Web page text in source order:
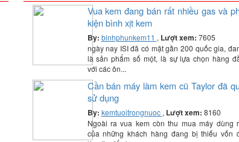
Vua kem đang bán rất nhiều gas và
kiện bình xịt kem
By: binhphunkem11 , Lượt xem: 7605
ngày nay ISI đã có mặt gần 200 quốc gia,
là sản phẩm số một, là sự lựa chọn hàng
với các ôn...
Cần bán máy làm kem cũ Taylor đã
sử dụng
By: kemtuoitrongnuoc , Lượt xem: 8160
Ngoài ra vua kem còn thu mua máy dùng
của những khách hàng đang bị thiếu vốn